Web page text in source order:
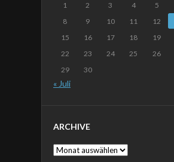
1
2 3 4 5
8
9 10 11 12
15
16 17 18 19
22
23 24 25 26
29
30
« Juli
ARCHIVE
Archive